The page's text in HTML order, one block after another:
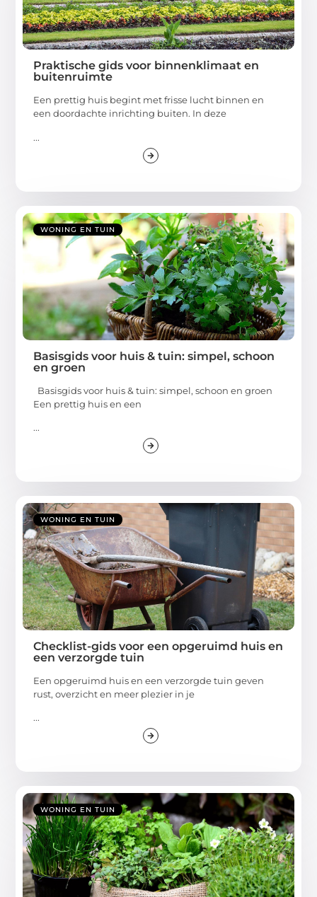
Praktische gids voor binnenklimaat en
buitenruimte
Een prettig huis begint met frisse lucht binnen en
een doordachte inrichting buiten. In deze
...
WONING EN TUIN
Basisgids voor huis & tuin: simpel, schoon
en groen
Basisgids voor huis & tuin: simpel, schoon en groen
Een prettig huis en een
...
WONING EN TUIN
Checklist-gids voor een opgeruimd huis en
een verzorgde tuin
Een opgeruimd huis en een verzorgde tuin geven
rust, overzicht en meer plezier in je
...
WONING EN TUIN